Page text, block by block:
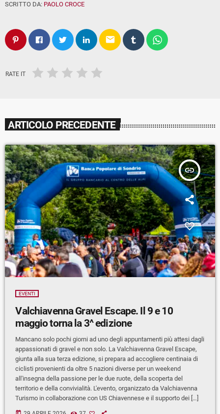
SCRITTO DA: PAOLO CROCE
email
RATE IT
ARTICOLO PRECEDENTE
insert_link
EVENTI
Valchiavenna Gravel Escape. Il 9 e 10
maggio torna la 3^ edizione
Mancano solo pochi giorni ad uno degli appuntamenti più attesi dagli
appassionati di gravel e non solo. La Valchiavenna Gravel Escape,
giunta alla sua terza edizione, si prepara ad accogliere centinaia di
ciclisti provenienti da oltre 5 nazioni diverse per un weekend
all'insegna della passione per le due ruote, della scoperta del
territorio e della convivialità. L'evento, organizzato da Valchiavenna
Turismo in collaborazione con US Chiavennese e il supporto dei […]
today